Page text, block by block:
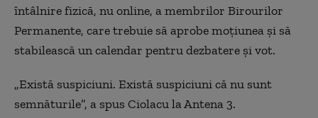
întâlnire fizică, nu online, a membrilor Birourilor
Permanente, care trebuie să aprobe moțiunea și să
stabilească un calendar pentru dezbatere și vot.
„Există suspiciuni. Există suspiciuni că nu sunt
semnăturile”, a spus Ciolacu la Antena 3.